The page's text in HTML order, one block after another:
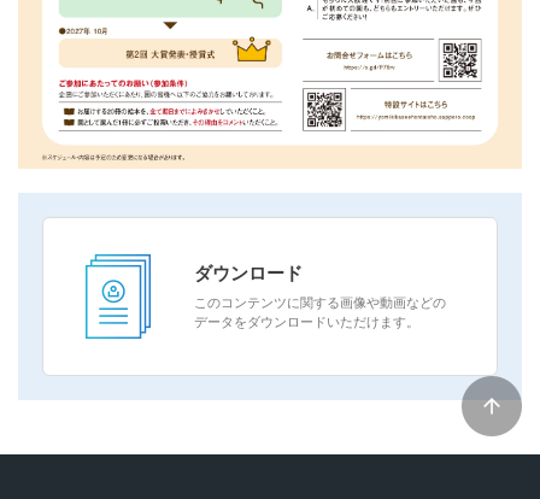
ダウンロード
このコンテンツに関する画像や動画などの
データをダウンロードいただけます。